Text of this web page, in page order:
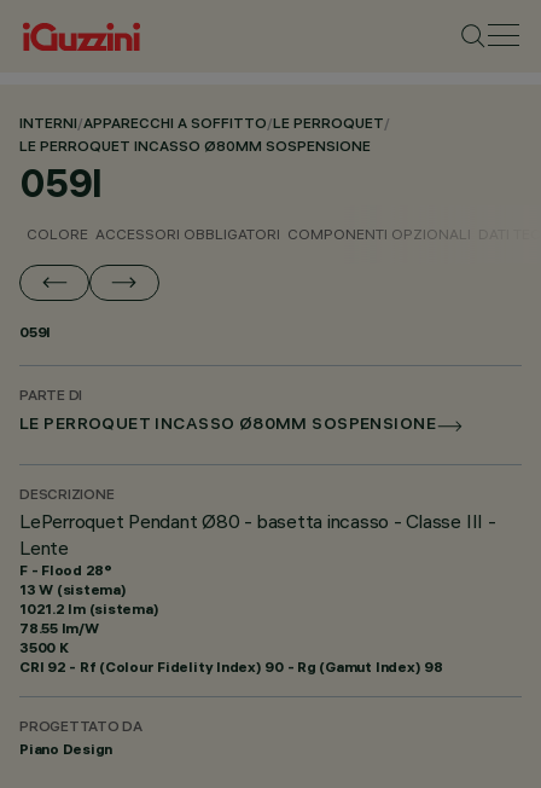
INTERNI/APPARECCHI A SOFFITTO/LE PERROQUET/
LE PERROQUET INCASSO Ø80MM SOSPENSIONE
059I
COLORE ACCESSORI OBBLIGATORI COMPONENTI OPZIONALI
059I
PARTE DI
LE PERROQUET INCASSO Ø80MM SOSPENSIONE
DESCRIZIONE
LePerroquet Pendant Ø80 - basetta incasso - Classe III -
Lente
F - Flood 28°
13 W (sistema)
1021.2 lm (sistema)
78.55 lm/W
3500 K
CRI 92 - Rf (Colour Fidelity Index) 90 - Rg (Gamut Index) 98
PROGETTATO DA
Piano Design